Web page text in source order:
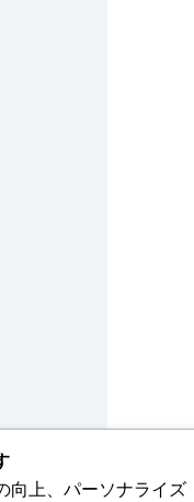
向上、パーソナライズ